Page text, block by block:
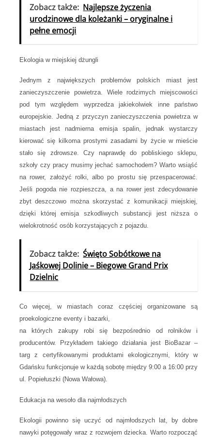
Zobacz także: Najlepsze życzenia
urodzinowe dla koleżanki – oryginalne i
pełne emocji
Ekologia w miejskiej dżungli
Jednym z największych problemów polskich miast jest
zanieczyszczenie powietrza. Wiele rodzimych miejscowości
pod tym względem wyprzedza jakiekolwiek inne państwo
europejskie. Jedną z przyczyn zanieczyszczenia powietrza w
miastach jest nadmierna emisja spalin, jednak wystarczy
kierować się kilkoma prostymi zasadami by życie w mieście
stało się zdrowsze. Czy naprawdę do pobliskiego sklepu,
szkoły czy pracy musimy jechać samochodem? Warto wsiąść
na rower, założyć rolki, albo po prostu się przespacerować.
Jeśli pogoda nie rozpieszcza, a na rower jest zdecydowanie
zbyt deszczowo można skorzystać z komunikacji miejskiej,
dzięki której emisja szkodliwych substancji jest niższa o
wielokrotność osób korzystających z pojazdu.
Zobacz także: Święto Sobótkowe na
Jaśkowej Dolinie – Biegowe Grand Prix
Dzielnic
Co więcej, w miastach coraz częściej organizowane są
proekologiczne eventy i bazarki,
na których zakupy robi się bezpośrednio od rolników i
producentów. Przykładem takiego działania jest BioBazar –
targ z certyfikowanymi produktami ekologicznymi, który w
Gdańsku funkcjonuje w każdą sobotę między 9:00 a 16:00 przy
ul. Popiełuszki (Nowa Wałowa).
Edukacja na wesoło dla najmłodszych
Ekologii powinno się uczyć od najmłodszych lat, by dobre
nawyki potęgowały wraz z rozwojem dziecka. Warto rozpocząć